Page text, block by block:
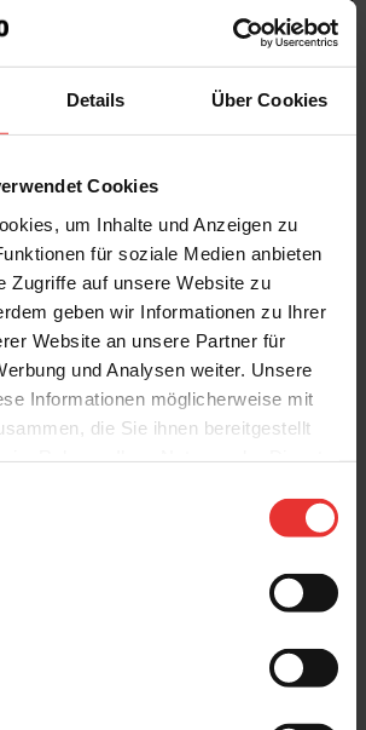
Details Über Cookies
Cookies
um Inhalte und Anzeigen zu
für soziale Medien anbieten
Zugriffe auf unsere Website zu
geben wir Informationen zu Ihrer
Website an unsere Partner für
und Analysen weiter. Unsere
Informationen möglicherweise mit
die Sie ihnen bereitgestellt
ENTDECKEN
Villeroy & Boch
Strong Tones
60 x 60 cm
pure shellstone - matt